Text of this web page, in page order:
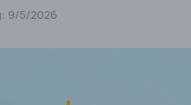
9/5/2026